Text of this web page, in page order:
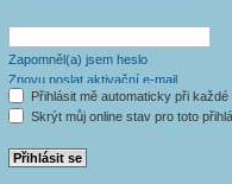
Zapomněl(a) jsem heslo
Znovu poslat aktivační e-mail
Přihlásit mě automaticky při
Skrýt můj online stav pro toto